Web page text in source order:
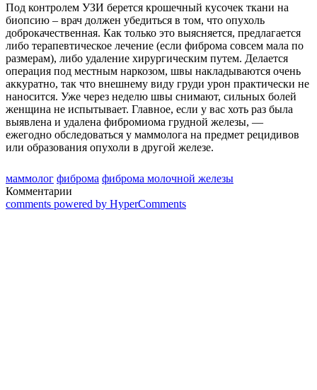
Под контролем УЗИ берется крошечный кусочек ткани на
биопсию – врач должен убедиться в том, что опухоль
доброкачественная. Как только это выясняется, предлагается
либо терапевтическое лечение (если фиброма совсем мала по
размерам), либо удаление хирургическим путем. Делается
операция под местным наркозом, швы накладываются очень
аккуратно, так что внешнему виду груди урон практически не
наносится. Уже через неделю швы снимают, сильных болей
женщина не испытывает. Главное, если у вас хоть раз была
выявлена и удалена фибромиома грудной железы, —
ежегодно обследоваться у маммолога на предмет рецидивов
или образования опухоли в другой железе.
маммолог фиброма фиброма молочной железы
Комментарии
comments powered by HyperComments